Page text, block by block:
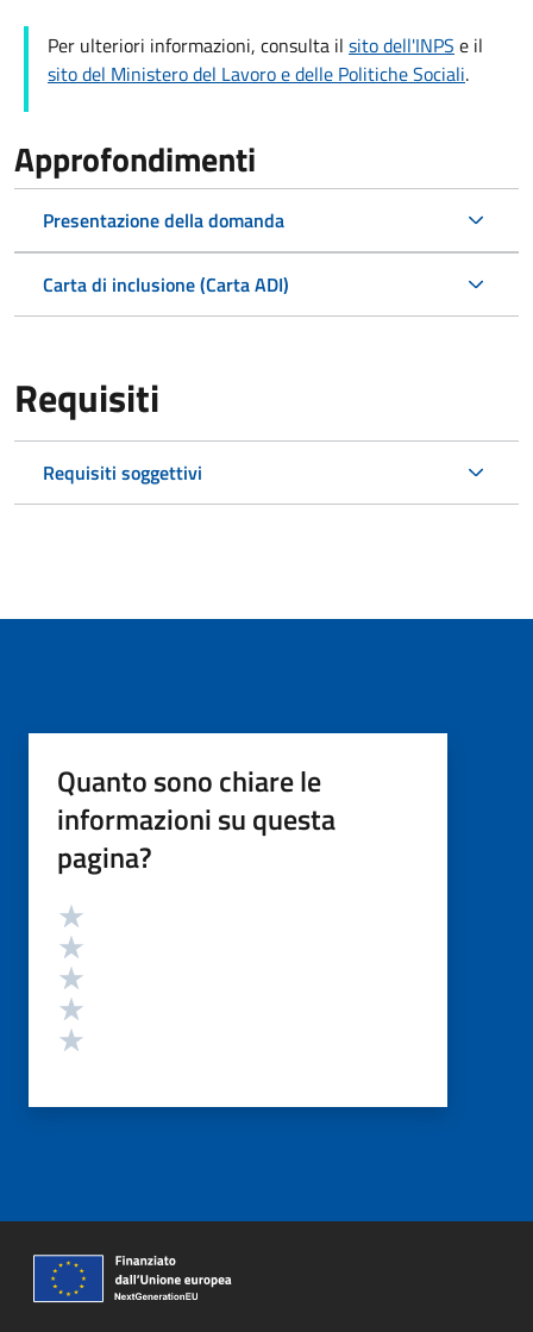
Per ulteriori informazioni, consulta il sito dell'INPS e il
sito del Ministero del Lavoro e delle Politiche Sociali.
Approfondimenti
Presentazione della domanda
Carta di inclusione (Carta ADI)
Requisiti
Requisiti soggettivi
Quanto sono chiare le
informazioni su questa
pagina?
Valutazione